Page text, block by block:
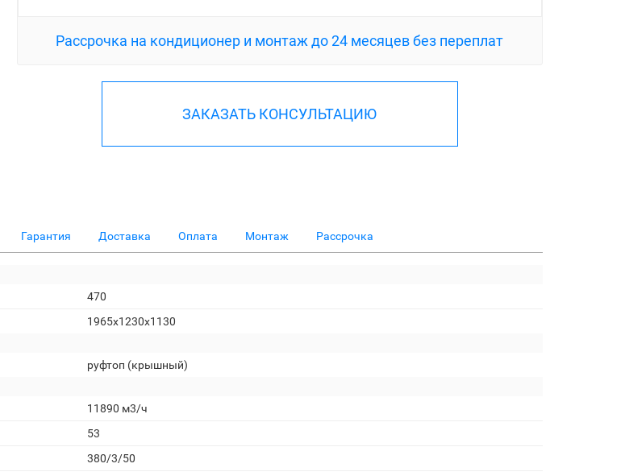
Рассрочка на кондиционер и монтаж до 24 месяцев без переплат
ЗАКАЗАТЬ КОНСУЛЬТАЦИЮ
Гарантия Доставка Оплата Монтаж Рассрочка
470
1965x1230x1130
руфтоп (крышный)
11890 м3/ч
53
380/3/50